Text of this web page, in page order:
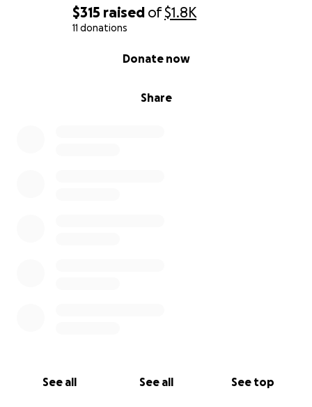
$315 raised of$1.8K
11 donations
Share
Donate now
See all See all See top